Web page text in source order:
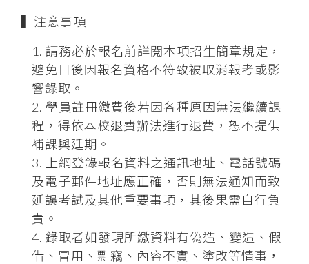
▍注意事項
請務必於報名前詳閱本項招生簡章規定，
避免日後因報名資格不符致被取消報考或影
響錄取。
學員註冊繳費後若因各種原因無法繼續課
程，得依本校退費辦法進行退費，恕不提供
補課與延期。
上網登錄報名資料之通訊地址、電話號碼
及電子郵件地址應正確，否則無法通知而致
延誤考試及其他重要事項，其後果需自行負
責。
錄取者如發現所繳資料有偽造、變造、假
借、冒用、剽竊、內容不實、塗改等情事，